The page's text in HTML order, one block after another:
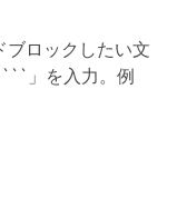
ブロックしたい文
」を入力。例